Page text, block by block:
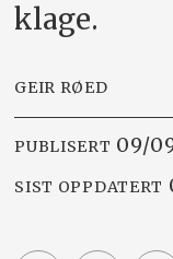
klage.
GEIR RØED
PUBLISERT 09/
SIST OPPDATERT